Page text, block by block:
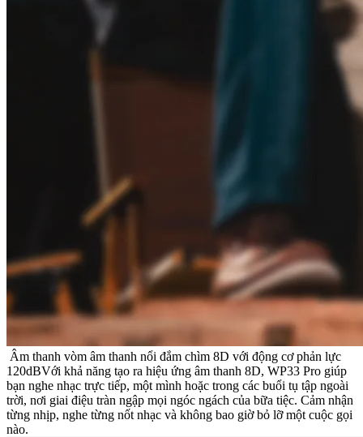
Âm thanh vòm âm thanh nổi đắm chìm 8D với động cơ phản lực
120dBVới khả năng tạo ra hiệu ứng âm thanh 8D, WP33 Pro giúp
bạn nghe nhạc trực tiếp, một mình hoặc trong các buổi tụ tập ngoài
trời, nơi giai điệu tràn ngập mọi ngóc ngách của bữa tiệc. Cảm nhận
từng nhịp, nghe từng nốt nhạc và không bao giờ bỏ lỡ một cuộc gọi
nào.